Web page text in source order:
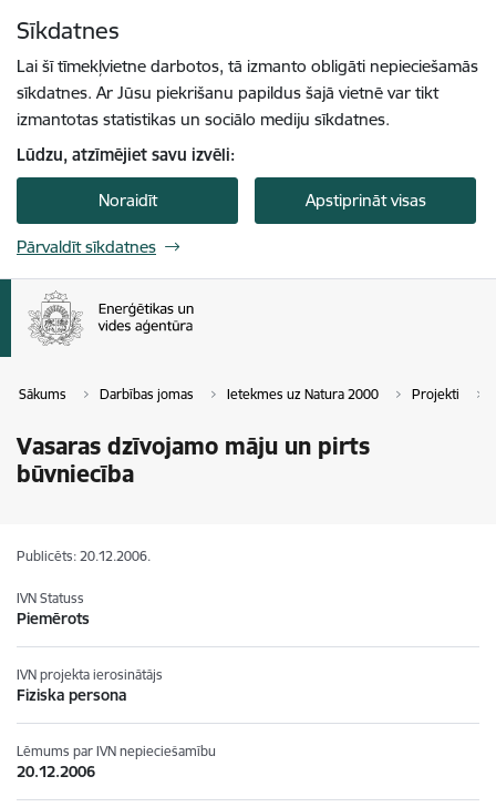
Sīkdatnes
Lai šī tīmekļvietne darbotos, tā izmanto obligāti nepieciešamās
sīkdatnes. Ar Jūsu piekrišanu papildus šajā vietnē var tikt
izmantotas statistikas un sociālo mediju sīkdatnes.
Lūdzu, atzīmējiet savu izvēli:
Noraidīt Apstiprināt visas
Pārvaldīt sīkdatnes
Sākums Darbības jomas Ietekmes uz Natura 2000 Projekti
Vasaras dzīvojamo māju un pirts
būvniecība
Publicēts: 20.12.2006.
IVN Statuss
Piemērots
IVN projekta ierosinātājs
Fiziska persona
Lēmums par IVN nepieciešamību
20.12.2006